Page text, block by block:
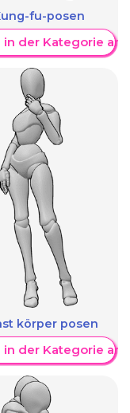
fu-posen
in der Kategorie
körper posen
in der Kategorie